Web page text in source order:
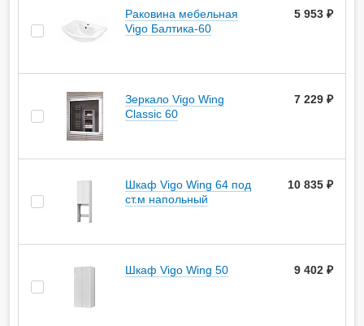
Раковина мебельная
Vigo Балтика-60
5 953 ₽
Зеркало Vigo Wing
Classic 60
7 229 ₽
Шкаф Vigo Wing 64 под
ст.м напольный
10 835 ₽
Шкаф Vigo Wing 50 9 402 ₽